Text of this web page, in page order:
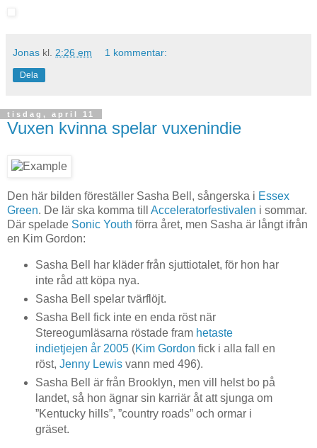
Jonas kl. 2:26 em 1 kommentar:
Dela
tisdag, april 11
Vuxen kvinna spelar vuxenindie
Den här bilden föreställer Sasha Bell, sångerska i Essex
Green. De lär ska komma till Acceleratorfestivalen i sommar.
Där spelade Sonic Youth förra året, men Sasha är långt ifrån
en Kim Gordon:
Sasha Bell har kläder från sjuttiotalet, för hon har
inte råd att köpa nya.
Sasha Bell spelar tvärflöjt.
Sasha Bell fick inte en enda röst när
Stereogumläsarna röstade fram hetaste
indietjejen år 2005(Kim Gordon fick i alla fall en
röst, Jenny Lewisvann med 496).
Sasha Bell är från Brooklyn, men vill helst bo på
landet, så hon ägnar sin karriär åt att sjunga om
”Kentucky hills”, ”country roads” och ormar i
gräset.